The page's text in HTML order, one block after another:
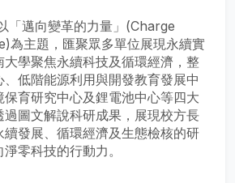
「邁向變革的力量」(Charge
為主題，匯聚眾多單位展現永續實
大學聚焦永續科技及循環經濟，整
低階能源利用與開發教育發展中
育研究中心及鋰電池中心等四大
圖文解說科研成果，展現校方長
發展、循環經濟及生態檢核的研
零科技的行動力。